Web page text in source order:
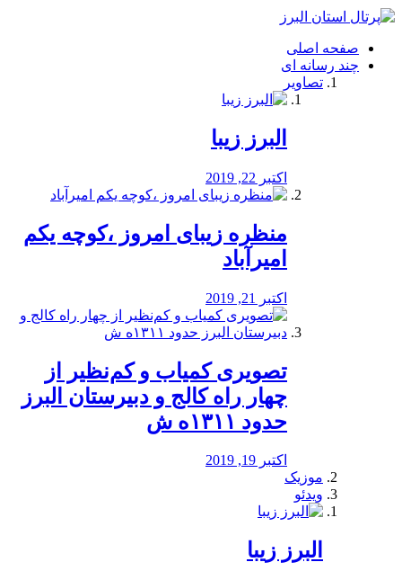
فصد
شرق
تهران
خشکشویی
صفحه اصلی
چند رسانه ای
تصاویر
البرز زیبا
اکتبر 22, 2019
منظره‌‌ زیبای امروز ،کوچه یکم
امیرآباد
اکتبر 21, 2019
️تصویری کمیاب و کم‌نظیر از
چهار راه كالج و دبيرستان البرز
حدود ۱۳۱۱ه ش
اکتبر 19, 2019
موزیک
ویدئو
البرز زیبا